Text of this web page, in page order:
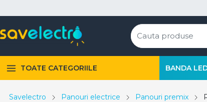
TOATE CATEGORIILE BANDA
Savelectro Panouri electrice Panouri premix